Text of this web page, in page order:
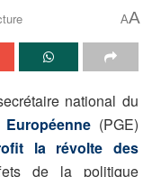
AA
national du
(PGE)
la révolte des
de la politique